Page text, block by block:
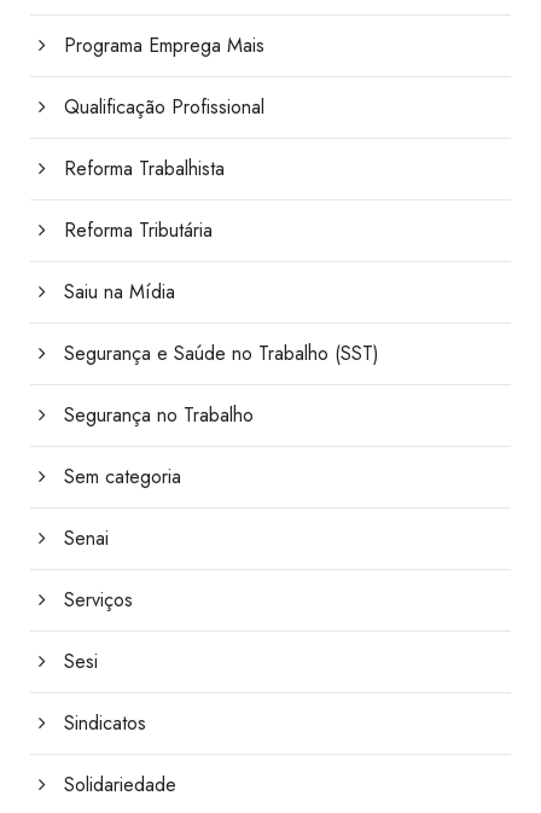
Programa Emprega Mais
Qualificação Profissional
Reforma Trabalhista
Reforma Tributária
Saiu na Mídia
Segurança e Saúde no Trabalho (SST)
Segurança no Trabalho
Sem categoria
Senai
Serviços
Sesi
Sindicatos
Solidariedade